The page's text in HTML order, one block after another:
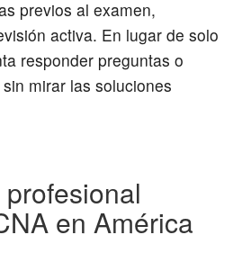
previos al examen,
activa. En lugar de solo
responder preguntas o
mirar las soluciones
en América